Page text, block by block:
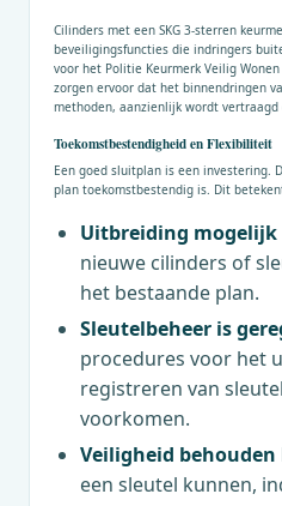
Cilinders met een SKG 3-sterren
beveiligingsfuncties die indringers
voor het Politie Keurmerk Veilig Wonen
zorgen ervoor dat het binnendringen
methoden, aanzienlijk wordt
Toekomstbestendigheid en Flexibiliteit
Een goed sluitplan is een investering.
plan toekomstbestendig is. Dit
Uitbreiding mogelijk
nieuwe cilinders of
het bestaande plan.
Sleutelbeheer is
procedures voor het
registreren van
voorkomen.
Veiligheid
een sleutel kunnen,